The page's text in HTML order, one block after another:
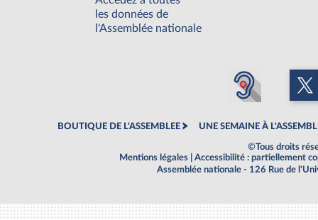
les données de
l'Assemblée nationale
BOUTIQUE DE L'ASSEMBLEE UNE SEMAINE À
©Tous droits
Mentions légales
Accessibilité : partiellement
Assemblée nationale - 126 Rue de